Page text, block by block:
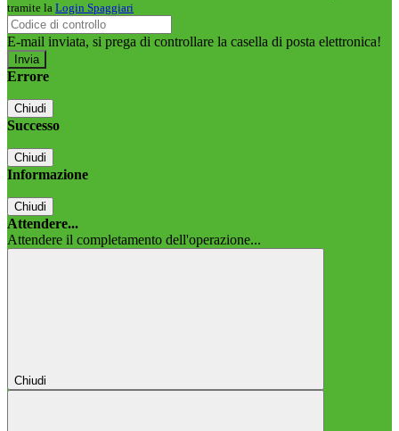
tramite la Login Spaggiari
E-mail inviata, si prega di controllare la casella di posta elettronica!
Errore
Chiudi
Successo
Chiudi
Informazione
Chiudi
Attendere...
Attendere il completamento dell'operazione...
Chiudi